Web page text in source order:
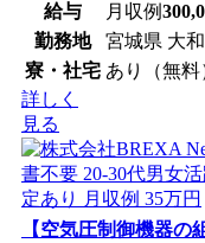
給与
月収例
勤務地
宮城県 大
寮・社宅 あり（無料
詳しく
見る
【空気圧制御機器の